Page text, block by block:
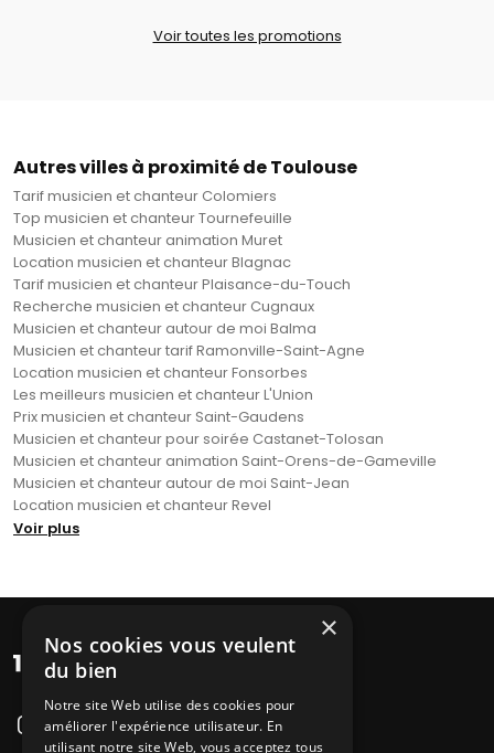
Voir toutes les promotions
Autres villes à proximité de Toulouse
Tarif musicien et chanteur Colomiers
Top musicien et chanteur Tournefeuille
Musicien et chanteur animation Muret
Location musicien et chanteur Blagnac
Tarif musicien et chanteur Plaisance-du-Touch
Recherche musicien et chanteur Cugnaux
Musicien et chanteur autour de moi Balma
Musicien et chanteur tarif Ramonville-Saint-Agne
Location musicien et chanteur Fonsorbes
Les meilleurs musicien et chanteur L'Union
Prix musicien et chanteur Saint-Gaudens
Musicien et chanteur pour soirée Castanet-Tolosan
Musicien et chanteur animation Saint-Orens-de-Gameville
Musicien et chanteur autour de moi Saint-Jean
Location musicien et chanteur Revel
Voir plus
×
Nos cookies vous veulent
du bien
Notre site Web utilise des cookies pour
améliorer l'expérience utilisateur. En
utilisant notre site Web, vous acceptez tous